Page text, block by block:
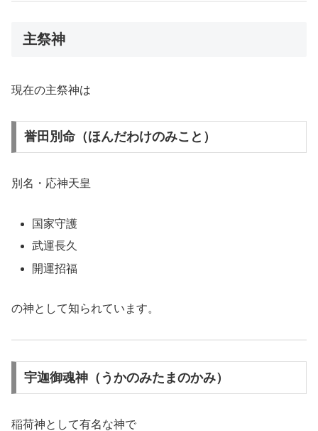
主祭神
現在の主祭神は
誉田別命（ほんだわけのみこと）
別名・応神天皇
国家守護
武運長久
開運招福
の神として知られています。
宇迦御魂神（うかのみたまのかみ）
稲荷神として有名な神で